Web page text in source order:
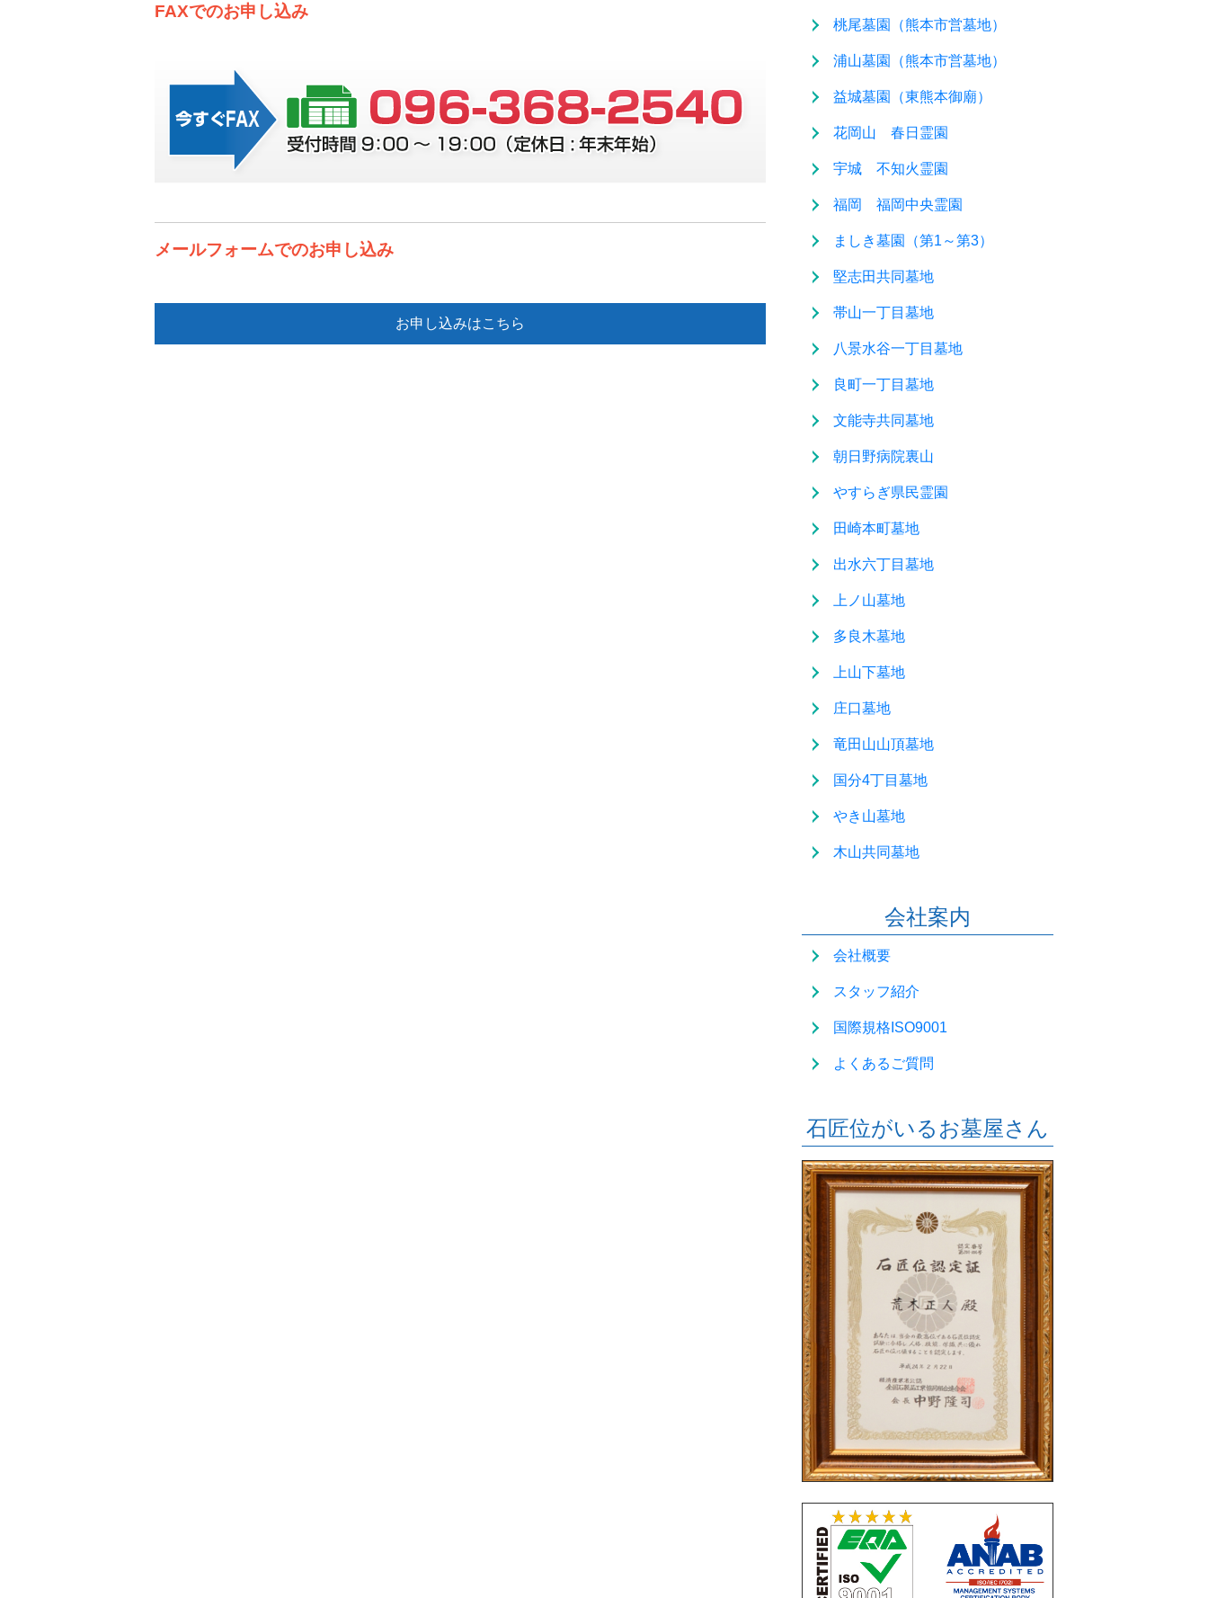
FAXでのお申し込み
メールフォームでのお申し込み
お申し込みはこちら
桃尾墓園（熊本市営墓地）
浦山墓園（熊本市営墓地）
益城墓園（東熊本御廟）
花岡山 春日霊園
宇城 不知火霊園
福岡 福岡中央霊園
ましき墓園（第1～第3）
堅志田共同墓地
帯山一丁目墓地
八景水谷一丁目墓地
良町一丁目墓地
文能寺共同墓地
朝日野病院裏山
やすらぎ県民霊園
田崎本町墓地
出水六丁目墓地
上ノ山墓地
多良木墓地
上山下墓地
庄口墓地
竜田山山頂墓地
国分4丁目墓地
やき山墓地
木山共同墓地
会社案内
会社概要
スタッフ紹介
国際規格ISO9001
よくあるご質問
石匠位がいるお墓屋さん